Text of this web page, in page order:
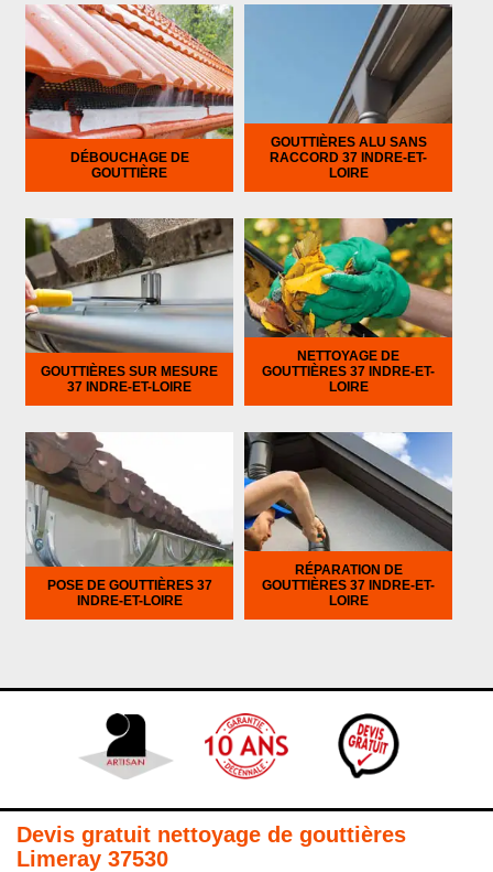
DÉBOUCHAGE DE
GOUTTIÈRE
GOUTTIÈRES ALU SANS
RACCORD 37 INDRE-ET-
LOIRE
GOUTTIÈRES SUR MESURE
37 INDRE-ET-LOIRE
NETTOYAGE DE
GOUTTIÈRES 37 INDRE-ET-
LOIRE
POSE DE GOUTTIÈRES 37
INDRE-ET-LOIRE
RÉPARATION DE
GOUTTIÈRES 37 INDRE-ET-
LOIRE
Devis gratuit nettoyage de gouttières
Limeray 37530